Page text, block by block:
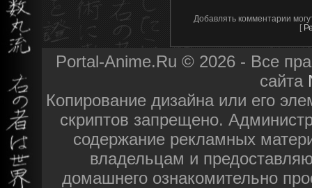
Добавлять комментарии
[
Portal-Anime.Ru © 2026 - Все
сайта
Копирование дизайна или его
скриптов запрещено.
содержание рекламных
владельцам и
домашнего ознакомительно